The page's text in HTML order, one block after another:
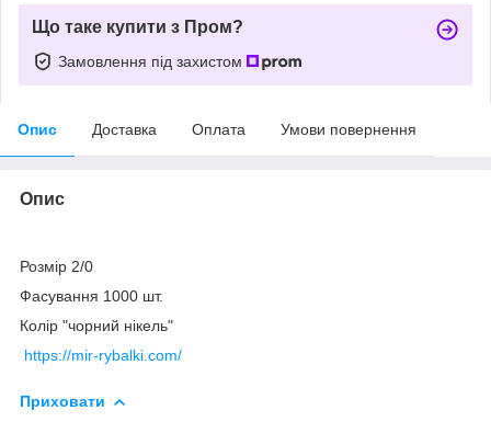
Що таке купити з Пром?
Замовлення під захистом
Опис Доставка Оплата Умови повернення
Опис
Розмір 2/0
Фасування 1000 шт.
Колір "чорний нікель"
https://mir-rybalki.com/
Приховати